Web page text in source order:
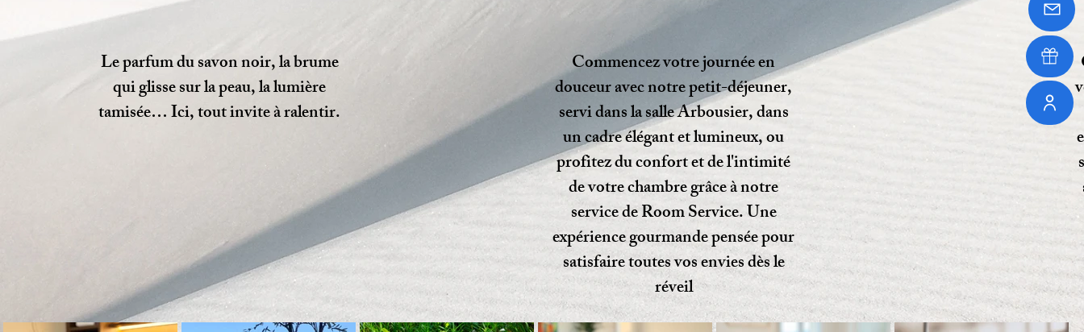
Le parfum du savon noir, la brume
qui glisse sur la peau, la lumière
tamisée… Ici, tout invite à ralentir.
Commencez votre journée en
douceur avec notre petit-déjeuner,
servi dans la salle Arbousier, dans
un cadre élégant et lumineux, ou
profitez du confort et de l'intimité
de votre chambre grâce à notre
service de Room Service. Une
expérience gourmande pensée pour
satisfaire toutes vos envies dès le
réveil